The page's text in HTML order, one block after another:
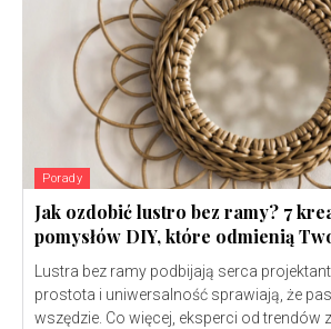
Porady
Jak ozdobić lustro bez ramy? 7
pomysłów DIY, które odmienią
Lustra bez ramy podbijają serca
prostota i uniwersalność sprawiają, że
wszędzie. Co więcej, eksperci od trendów